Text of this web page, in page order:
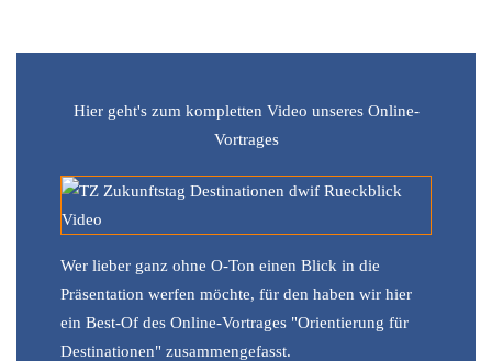
Hier geht's zum kompletten Video unseres Online-
Vortrages
Wer lieber ganz ohne O-Ton einen Blick in die
Präsentation werfen möchte, für den haben wir hier
ein Best-Of des Online-Vortrages "Orientierung für
Destinationen" zusammengefasst.